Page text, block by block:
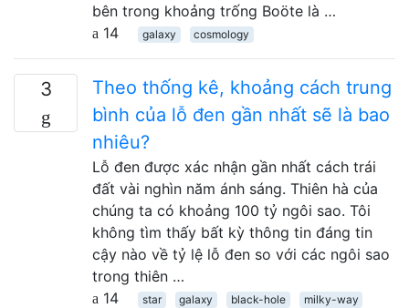
bên trong khoảng trống Boöte là …
14
galaxy cosmology
3
Theo thống kê, khoảng cách trung
bình của lỗ đen gần nhất sẽ là bao
nhiêu?
Lỗ đen được xác nhận gần nhất cách trái
đất vài nghìn năm ánh sáng. Thiên hà của
chúng ta có khoảng 100 tỷ ngôi sao. Tôi
không tìm thấy bất kỳ thông tin đáng tin
cậy nào về tỷ lệ lỗ đen so với các ngôi sao
trong thiên …
14
star galaxy black-hole milky-way